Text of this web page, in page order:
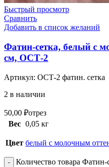
Быстрый просмотр
Сравнить
Добавить в список желаний
Фатин-сетка, белый с
см, ОСТ-2
Артикул: ОСТ-2 фатин. сетка
2 в наличии
50,00 ₽отрез
Вес 0,05 кг
Цвет белый с молочным
Количество товара